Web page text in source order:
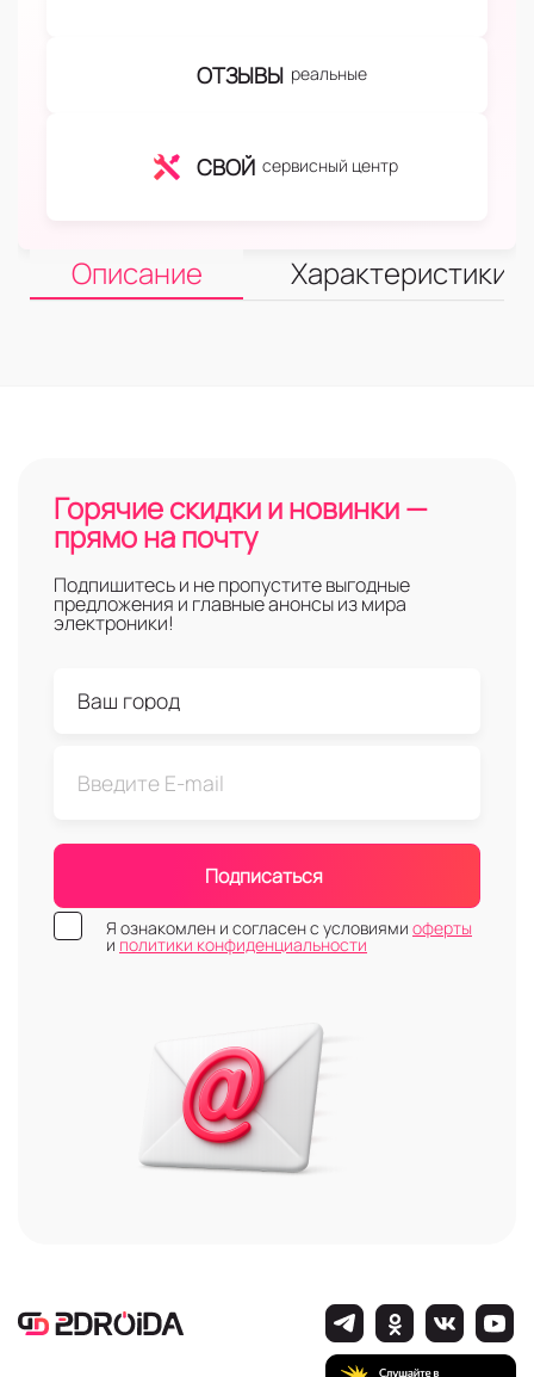
ОТЗЫВЫ реальные
СВОЙ сервисный центр
Описание Характеристики
Горячие скидки и новинки —
прямо на почту
Подпишитесь и не пропустите выгодные
предложения и главные анонсы из мира
электроники!
Подписаться
Я ознакомлен и согласен с условиями оферты
и политики конфиденциальности